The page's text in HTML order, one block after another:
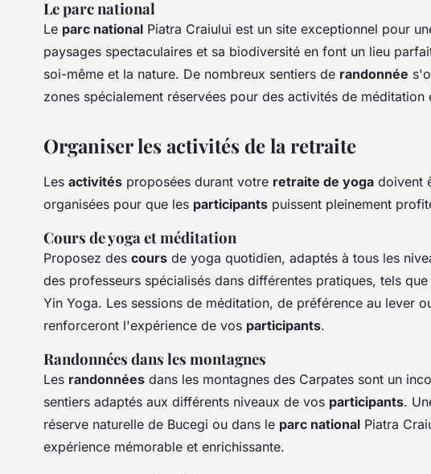
Le parc national
Le parc national Piatra Craiului est un site exceptionnel pour
paysages spectaculaires et sa biodiversité en font un lieu
soi-même et la nature. De nombreux sentiers de randonnée
zones spécialement réservées pour des activités de méditation
Organiser les activités de la retraite
Les activités proposées durant votre retraite de yoga doivent
organisées pour que les participants puissent pleinement
Cours de yoga et méditation
Proposez des cours de yoga quotidien, adaptés à tous les
des professeurs spécialisés dans différentes pratiques, tels
Yin Yoga. Les sessions de méditation, de préférence au lever
renforceront l'expérience de vos participants.
Randonnées dans les montagnes
Les randonnées dans les montagnes des Carpates sont un
sentiers adaptés aux différents niveaux de vos participants.
réserve naturelle de Bucegi ou dans le parc national Piatra
expérience mémorable et enrichissante.